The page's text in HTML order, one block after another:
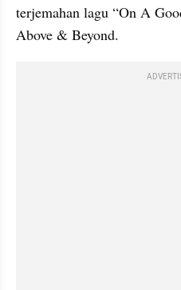
terjemahan lagu “On A
Above & Beyond.